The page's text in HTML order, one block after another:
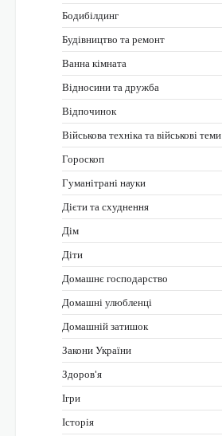
Бодибілдинг
Будівництво та ремонт
Ванна кімната
Відносини та дружба
Відпочинок
Військова техніка та військові теми
Гороскоп
Гуманітрані науки
Дієти та схуднення
Дім
Діти
Домашнє господарство
Домашні улюбленці
Домашній затишок
Закони України
Здоров'я
Ігри
Історія